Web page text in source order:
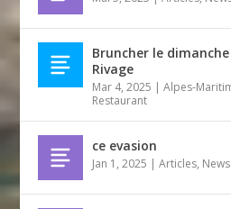
Bruncher le
Rivage
Mar 4, 2025 |Alpes-
Restaurant
ce evasion
Jan 1, 2025 |Articles,